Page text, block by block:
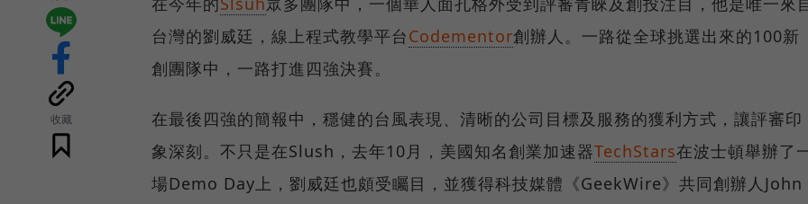
收藏
台灣的劉威廷，線上程式教學平台Codementor創辦人。一路從全球挑選出來的100新
創團隊中，一路打進四強決賽。
在最後四強的簡報中，穩健的台風表現、清晰的公司目標及服務的獲利方式，讓評審印
象深刻。不只是在Slush，去年10月，美國知名創業加速器TechStars在波士頓舉辦了
場Demo Day上，劉威廷也頗受矚目，並獲得科技媒體《GeekWire》共同創辦人John